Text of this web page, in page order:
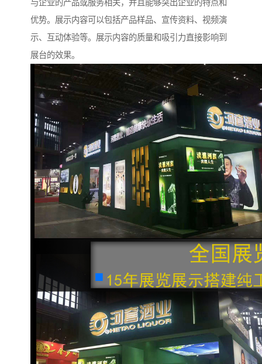
与企业的产品或服务相关，并且能够突出企业的特点和
优势。展示内容可以包括产品样品、宣传资料、视频演
示、互动体验等。展示内容的质量和吸引力直接影响到
展台的效果。